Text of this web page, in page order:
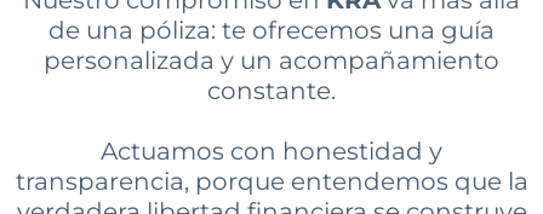
personalizaday un acompañamiento
constante.
Actuamos conhonestidad y
transparencia
, porque entendemos que la
verdadera libertad financiera se construye
sobre la confianza.